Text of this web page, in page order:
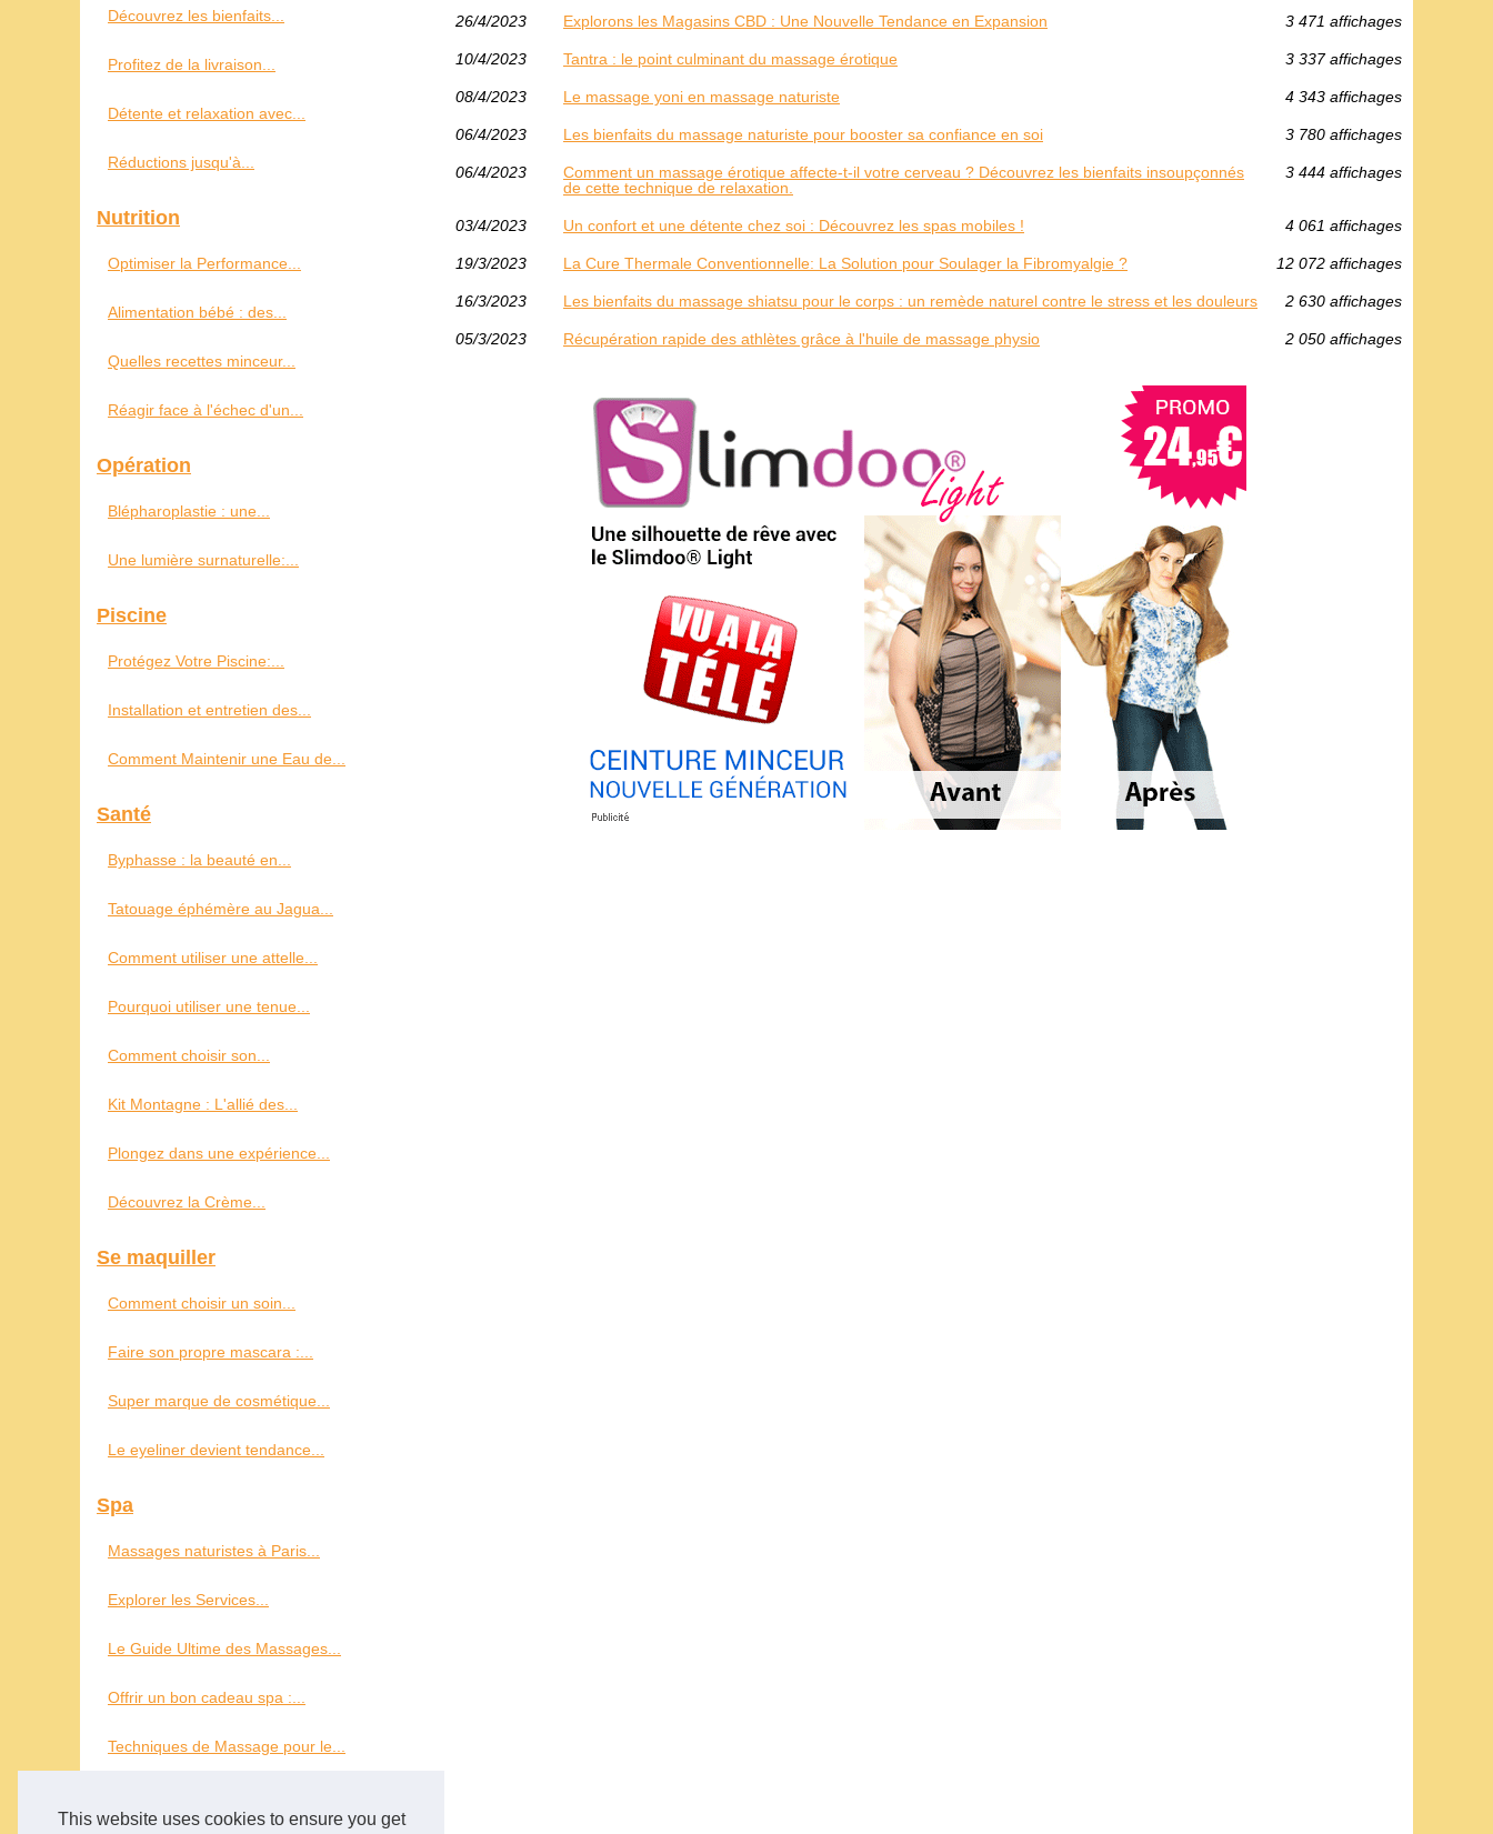
This website uses cookies to ensure you get
26/4/2023 Explorons les Magasins CBD : Une Nouvelle Tendance en Expansion 3 471 affichages
10/4/2023 Tantra : le point culminant du massage érotique 3 337 affichages
08/4/2023 Le massage yoni en massage naturiste 4 343 affichages
06/4/2023 Les bienfaits du massage naturiste pour booster sa confiance en soi 3 780 affichages
06/4/2023
Comment un massage érotique affecte-t-il votre cerveau ? Découvrez les bienfaits insoupçonnés
de cette technique de relaxation.
3 444 affichages
03/4/2023 Un confort et une détente chez soi : Découvrez les spas mobiles ! 4 061 affichages
19/3/2023 La Cure Thermale Conventionnelle: La Solution pour Soulager la Fibromyalgie ? 12 072 affichages
16/3/2023 Les bienfaits du massage shiatsu pour le corps : un remède naturel contre le stress et les douleurs 2 630 affichages
05/3/2023 Récupération rapide des athlètes grâce à l'huile de massage physio 2 050 affichages
Découvrez les bienfaits...
Profitez de la livraison...
Détente et relaxation avec...
Réductions jusqu'à...
Nutrition
Optimiser la Performance...
Alimentation bébé : des...
Quelles recettes minceur...
Réagir face à l'échec d'un...
Opération
Blépharoplastie : une...
Une lumière surnaturelle:...
Piscine
Protégez Votre Piscine:...
Installation et entretien des...
Comment Maintenir une Eau de...
Santé
Byphasse : la beauté en...
Tatouage éphémère au Jagua...
Comment utiliser une attelle...
Pourquoi utiliser une tenue...
Comment choisir son...
Kit Montagne : L'allié des...
Plongez dans une expérience...
Découvrez la Crème...
Se maquiller
Comment choisir un soin...
Faire son propre mascara :...
Super marque de cosmétique...
Le eyeliner devient tendance...
Spa
Massages naturistes à Paris...
Explorer les Services...
Le Guide Ultime des Massages...
Offrir un bon cadeau spa :...
Techniques de Massage pour le...